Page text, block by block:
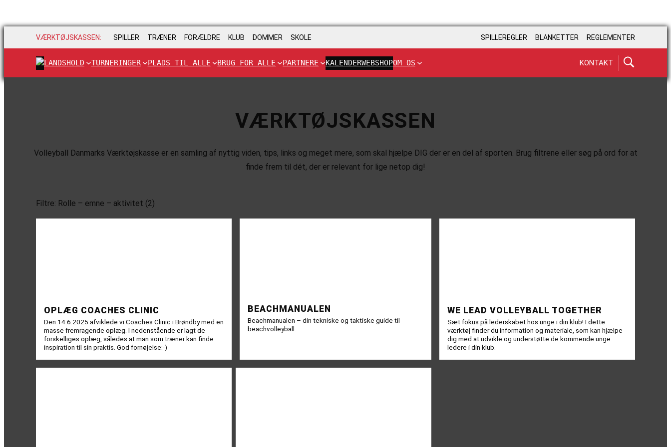
VÆRKTØJSKASSEN: SPILLER TRÆNER FORÆLDRE KLUB DOMMER SKOLE SPILLEREGLER BLANKETTER REGLEMENTER
LANDSHOLD TURNERINGER PLADS TIL ALLE BRUG FOR ALLE PARTNERE KALENDERWEBSHOPOM OS KONTAKT
VÆRKTØJSKASSEN
Volleyball Danmarks Værktøjskasse er en samling af nyttig viden, tips, links og meget mere, som skal hjælpe DIG der er en del af sporten. Brug filtrene eller søg på ord for at
finde frem til dét, der er relevant for lige netop dig!
Filtre: Rolle – emne – aktivitet (2)
OPLÆG COACHES CLINIC
Den 14.6.2025 afviklede vi Coaches Clinic i Brøndby med en
masse fremragende oplæg. I nedenstående er lagt de
forskelliges oplæg, således at man som træner kan finde
inspiration til sin praktis. God fornøjelse:-)
BEACHMANUALEN
Beachmanualen – din tekniske og taktiske guide til
beachvolleyball.
WE LEAD VOLLEYBALL TOGETHER
Sæt fokus på lederskabet hos unge i din klub! I dette
værktøj finder du information og materiale, som kan hjælpe
dig med at udvikle og understøtte de kommende unge
ledere i din klub.